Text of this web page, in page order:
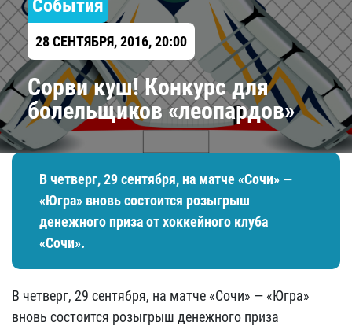
События
28 СЕНТЯБРЯ, 2016, 20:00
Сорви куш! Конкурс для
болельщиков «леопардов»
В четверг, 29 сентября, на матче «Сочи» —
«Югра» вновь состоится розыгрыш
денежного приза от хоккейного клуба
«Сочи».
В четверг, 29 сентября, на матче «Сочи» — «Югра»
вновь состоится розыгрыш денежного приза